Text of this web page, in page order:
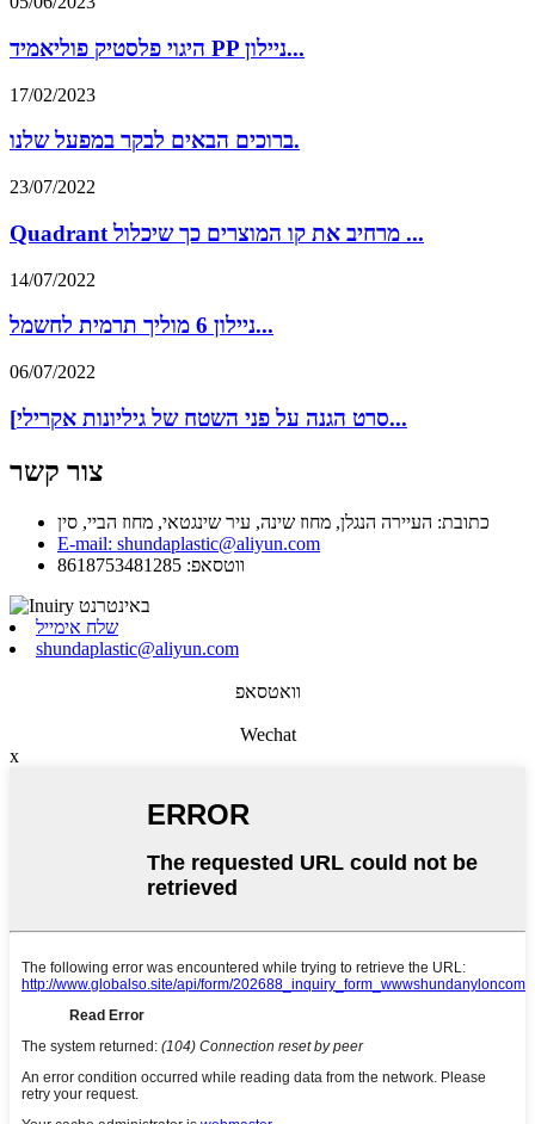
היגוי פלסטיק פוליאמיד PP ניילון...
17/02/2023
ברוכים הבאים לבקר במפעל שלנו.
23/07/2022
Quadrant מרחיב את קו המוצרים כך שיכלול ...
14/07/2022
ניילון 6 מוליך תרמית לחשמל...
06/07/2022
[סרט הגנה על פני השטח של גיליונות אקרילי...
צור קשר
כתובת: העיירה הנגלן, מחוז שינה, עיר שינגטאי, מחוז הביי, סין
E-mail: shundaplastic@aliyun.com
ווטסאפ: 8618753481285
שלח אימייל
shundaplastic@aliyun.com
וואטסאפ
Wechat
x